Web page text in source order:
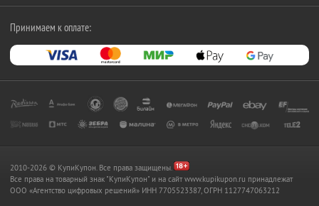
Принимаем к оплате:
2010-2026 © КупиКупон. Все права защищены.
Все права на товарный знак "КупиКупон" и на сайт www.kupikupon.ru принадлежат
OOO «Агентство цифровых решений» ИНН 7705523387, ОГРН 1127747063212